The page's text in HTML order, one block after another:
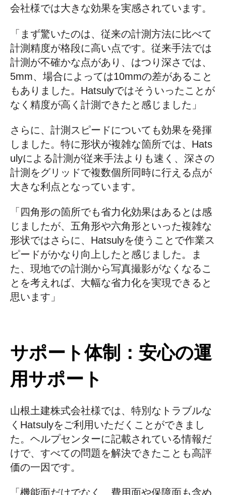
会社様では大きな効果を実感されています。
「まず驚いたのは、従来の計測方法に比べて
計測精度が格段に高い点です。従来手法では
計測が不確かな点があり、はつり深さでは、
5mm、場合によっては10mmの差があること
もありました。Hatsulyではそういったことが
なく精度が高く計測できたと感じました」
さらに、計測スピードについても効果を発揮
しました。特に形状が複雑な箇所では、Hats
ulyによる計測が従来手法よりも速く、深さの
計測をグリッドで複数個所同時に行える点が
大きな利点となっています。
「四角形の箇所でも省力化効果はあるとは感
じましたが、五角形や六角形といった複雑な
形状ではさらに、Hatsulyを使うことで作業ス
ピードがかなり向上したと感じました。ま
た、現地での計測から写真撮影がなくなるこ
とを考えれば、大幅な省力化を実現できると
思います」
サポート体制：安心の運
用サポート
山根土建株式会社様では、特別なトラブルな
くHatsulyをご利用いただくことができまし
た。ヘルプセンターに記載されている情報だ
けで、すべての問題を解決できたことも高評
価の一因です。
「機能面だけでなく、費用面や保障面も含め